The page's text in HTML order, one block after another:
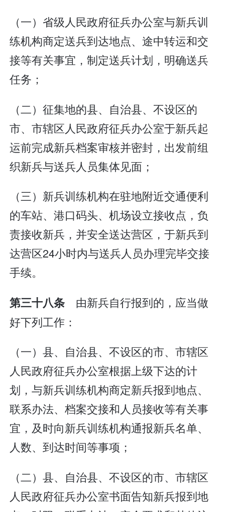
（一）省级人民政府征兵办公室与新兵训
练机构商定送兵到达地点、途中转运和交
接等有关事宜，制定送兵计划，明确送兵
任务；
（二）征集地的县、自治县、不设区的
市、市辖区人民政府征兵办公室于新兵起
运前完成新兵档案审核并密封，出发前组
织新兵与送兵人员集体见面；
（三）新兵训练机构在驻地附近交通便利
的车站、港口码头、机场设立接收点，负
责接收新兵，并安全送达营区，于新兵到
达营区24小时内与送兵人员办理完毕交接
手续。
第三十八条 由新兵自行报到的，应当做
好下列工作：
（一）县、自治县、不设区的市、市辖区
人民政府征兵办公室根据上级下达的计
划，与新兵训练机构商定新兵报到地点、
联系办法、档案交接和人员接收等有关事
宜，及时向新兵训练机构通报新兵名单、
人数、到达时间等事项；
（二）县、自治县、不设区的市、市辖区
人民政府征兵办公室书面告知新兵报到地